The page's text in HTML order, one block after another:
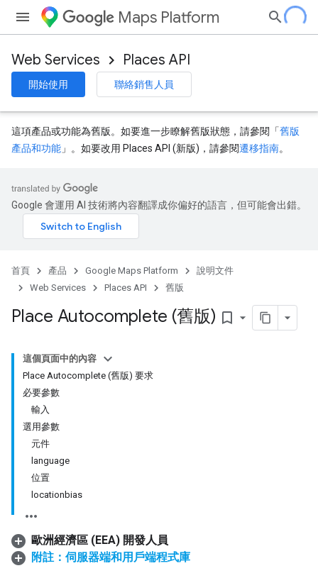
Maps Platform
Web Services Places API
開始使用 聯絡銷售人員
這項產品或功能為舊版。如要進一步瞭解舊版狀態，請參閱「舊版
產品和功能 」。如要改用 Places API (新版)，請參閱遷移指南。
Google 會運用 AI 技術將內容翻譯成你偏好的語言，但可能會出錯。
首頁 產品 Google Maps Platform
說明文件
Web Services
Places API 舊版
Place Autocomplete (舊版) bookmark_border
這個頁面中的內容
Place Autocomplete (舊版) 要求
必要參數
輸入
選用參數
元件
language
位置
locationbias
歐洲經濟區 (EEA) 開發人員
附註：伺服器端和用戶端程式庫